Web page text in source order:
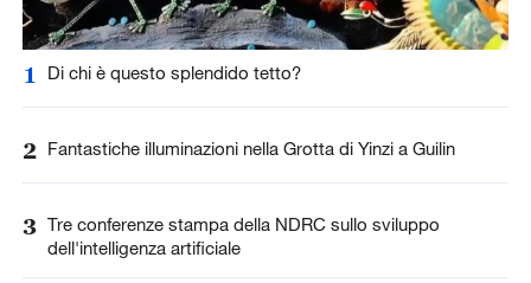
1 Di chi è questo splendido tetto?
2 Fantastiche illuminazioni nella Grotta di Yinzi a Guilin
3 Tre conferenze stampa della NDRC sullo sviluppo
dell'intelligenza artificiale